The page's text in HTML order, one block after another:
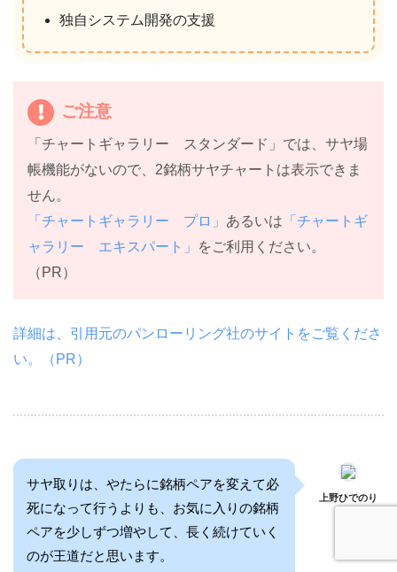
独自システム開発の支援
ご注意
「チャートギャラリー スタンダード」では、サヤ場
帳機能がないので、2銘柄サヤチャートは表示できま
せん。
「チャートギャラリー プロ」 あるいは 「チャートギ
ャラリー エキスパート」
をご利用ください。
（PR）
詳細は、引用元のパンローリング社のサイトをご覧くださ
い。（PR）
サヤ取りは、やたらに銘柄ペアを変えて必
死になって行うよりも、お気に入りの銘柄
ペアを少しずつ増やして、長く続けていく
のが王道だと思います。
上野ひでのり